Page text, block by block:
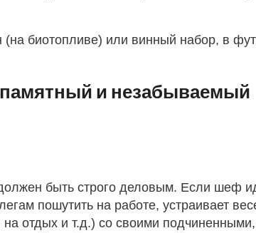
биотопливе) или винный набор, в
и незабываемый
быть строго деловым. Если шеф
пошутить на работе, устраивает
отдых и т.д.) со своими